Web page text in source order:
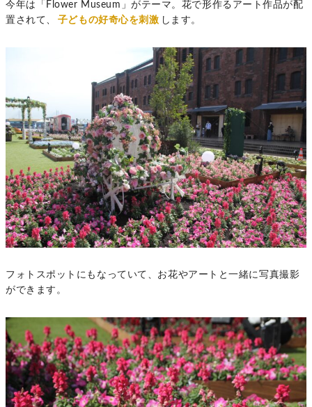
今年は「Flower Museum」がテーマ。花で形作るアート作品が配
置されて、
子どもの好奇心を刺激 します。
フォトスポットにもなっていて、お花やアートと一緒に写真撮影
ができます。